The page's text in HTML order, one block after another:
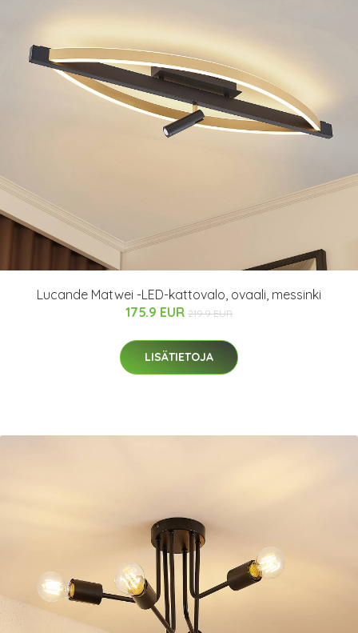
Lucande Matwei -LED-kattovalo, ovaali, messinki
175.9 EUR 219.9 EUR
LISÄTIETOJA